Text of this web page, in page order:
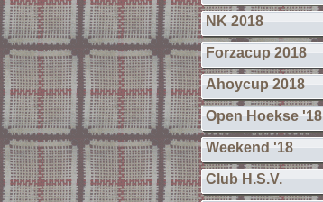
NK 2018
Forzacup 2018
Ahoycup 2018
Open Hoekse '18
Weekend '18
Club H.S.V.